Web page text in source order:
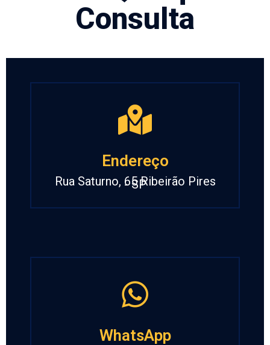
Consulta
Endereço
Rua Saturno, 65 Ribeirão Pires
- SP
WhatsApp